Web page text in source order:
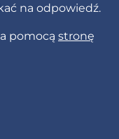
na odpowiedź.
pomocą stronę